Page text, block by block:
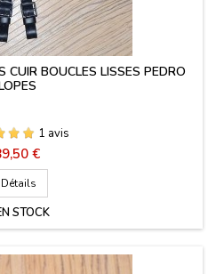
CUIR BOUCLES LISSES PEDRO
1 avis
€
Détails
STOCK